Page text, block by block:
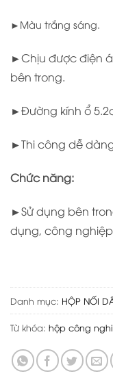
►Màu trắng sáng.
►Chịu được điện
bên trong.
►Đường kính ổ
►Thi công dễ
Chức năng:
►Sử dụng bên
dụng, công
Danh mục: HỘP NỐI
Từ khóa: hộp công